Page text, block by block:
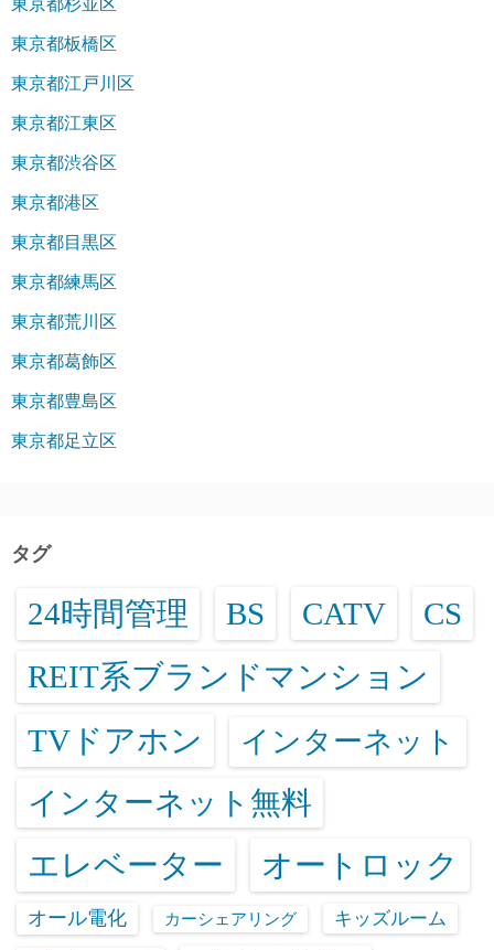
東京都杉並区
東京都板橋区
東京都江戸川区
東京都江東区
東京都渋谷区
東京都港区
東京都目黒区
東京都練馬区
東京都荒川区
東京都葛飾区
東京都豊島区
東京都足立区
タグ
24時間管理 BS CATV CS
REIT系ブランドマンション
TVドアホン インターネット
インターネット無料
エレベーター オートロック
オール電化 カーシェアリング キッズルーム